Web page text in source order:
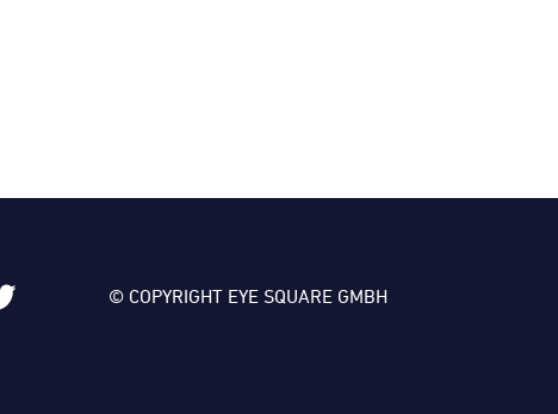
© COPYRIGHT EYE SQUARE GMBH